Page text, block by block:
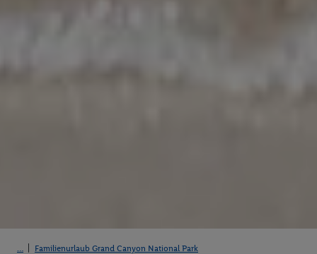
Familienurlaub Grand Canyon National Park